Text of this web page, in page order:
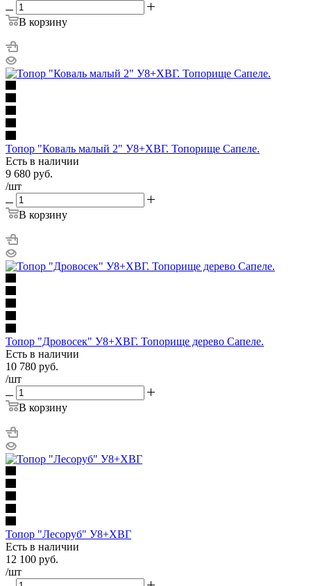
В корзину
Топор "Коваль малый 2" У8+ХВГ. Топорище Сапеле.
Есть в наличии
9 680 руб.
/шт
В корзину
Топор "Дровосек" У8+ХВГ. Топорище дерево Сапеле.
Есть в наличии
10 780 руб.
/шт
В корзину
Топор "Лесоруб" У8+ХВГ
Есть в наличии
12 100 руб.
/шт